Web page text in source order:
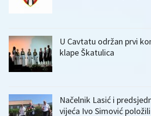
U Cavtatu održan prvi
klape Škatulica
Načelnik Lasić i
vijeća Ivo Simović